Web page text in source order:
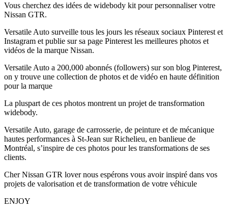
Vous cherchez des idées de widebody kit pour personnaliser votre
Nissan GTR.
Versatile Auto surveille tous les jours les réseaux sociaux Pinterest et
Instagram et publie sur sa page Pinterest les meilleures photos et
vidéos de la marque Nissan.
Versatile Auto a 200,000 abonnés (followers) sur son blog Pinterest,
on y trouve une collection de photos et de vidéo en haute définition
pour la marque
La pluspart de ces photos montrent un projet de transformation
widebody.
Versatile Auto, garage de carrosserie, de peinture et de mécanique
hautes performances à St-Jean sur Richelieu, en banlieue de
Montréal, s’inspire de ces photos pour les transformations de ses
clients.
Cher Nissan GTR lover nous espérons vous avoir inspiré dans vos
projets de valorisation et de transformation de votre véhicule
ENJOY